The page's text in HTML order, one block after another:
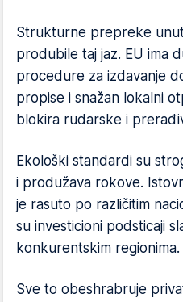
Strukturne prepreke
produbile taj jaz. EU ima
procedure za izdavanje
propise i snažan lokalni
blokira rudarske i
Ekološki standardi su
i produžava rokove.
je rasuto po različitim
su investicioni podsticaji
konkurentskim regionima.
Sve to obeshrabruje